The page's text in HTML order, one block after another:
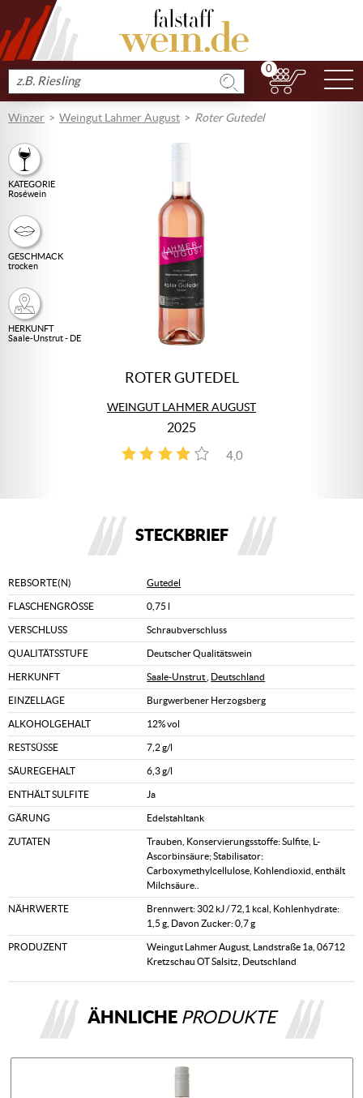
Produkt
suchen
0
Winzer Weingut Lahmer August Roter Gutedel
KATEGORIE
Roséwein
GESCHMACK
trocken
HERKUNFT
Saale-Unstrut - DE
ROTER GUTEDEL
WEINGUT LAHMER AUGUST
2025
4,0
1
STECKBRIEF
REBSORTE(N) Gutedel
FLASCHENGRÖSSE 0,75 l
VERSCHLUSS Schraubverschluss
QUALITÄTSSTUFE Deutscher Qualitätswein
HERKUNFT Saale-Unstrut Deutschland
EINZELLAGE Burgwerbener Herzogsberg
ALKOHOLGEHALT 12% vol
RESTSÜSSE 7,2 g/l
SÄUREGEHALT 6,3 g/l
ENTHÄLT SULFITE Ja
GÄRUNG Edelstahltank
ZUTATEN
Trauben, Konservierungsstoffe: Sulfite, L-
Ascorbinsäure; Stabilisator:
Carboxymethylcellulose, Kohlendioxid, enthält
Milchsäure..
NÄHRWERTE
Brennwert: 302 kJ / 72,1 kcal, Kohlenhydrate:
1,5 g, Davon Zucker: 0,7 g
PRODUZENT
Weingut Lahmer August, Landstraße 1a, 06712
Kretzschau OT Salsitz, Deutschland
ÄHNLICHE PRODUKTE